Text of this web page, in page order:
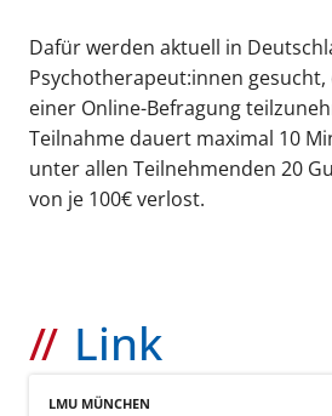
Dafür werden aktuell in
Psychotherapeut:innen
einer Online-Befragung
Teilnahme dauert maximal 10
unter allen Teilnehmenden 20
von je 100€ verlost.
Link
LMU MÜNCHEN